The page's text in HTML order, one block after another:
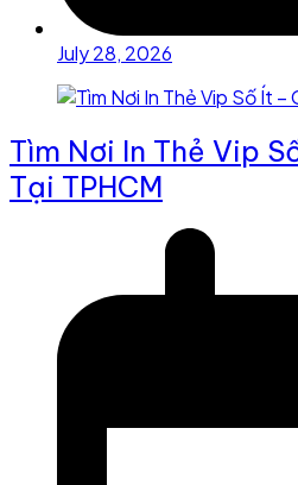
July 28, 2026
Tìm Nơi In Thẻ Vip
Tại TPHCM